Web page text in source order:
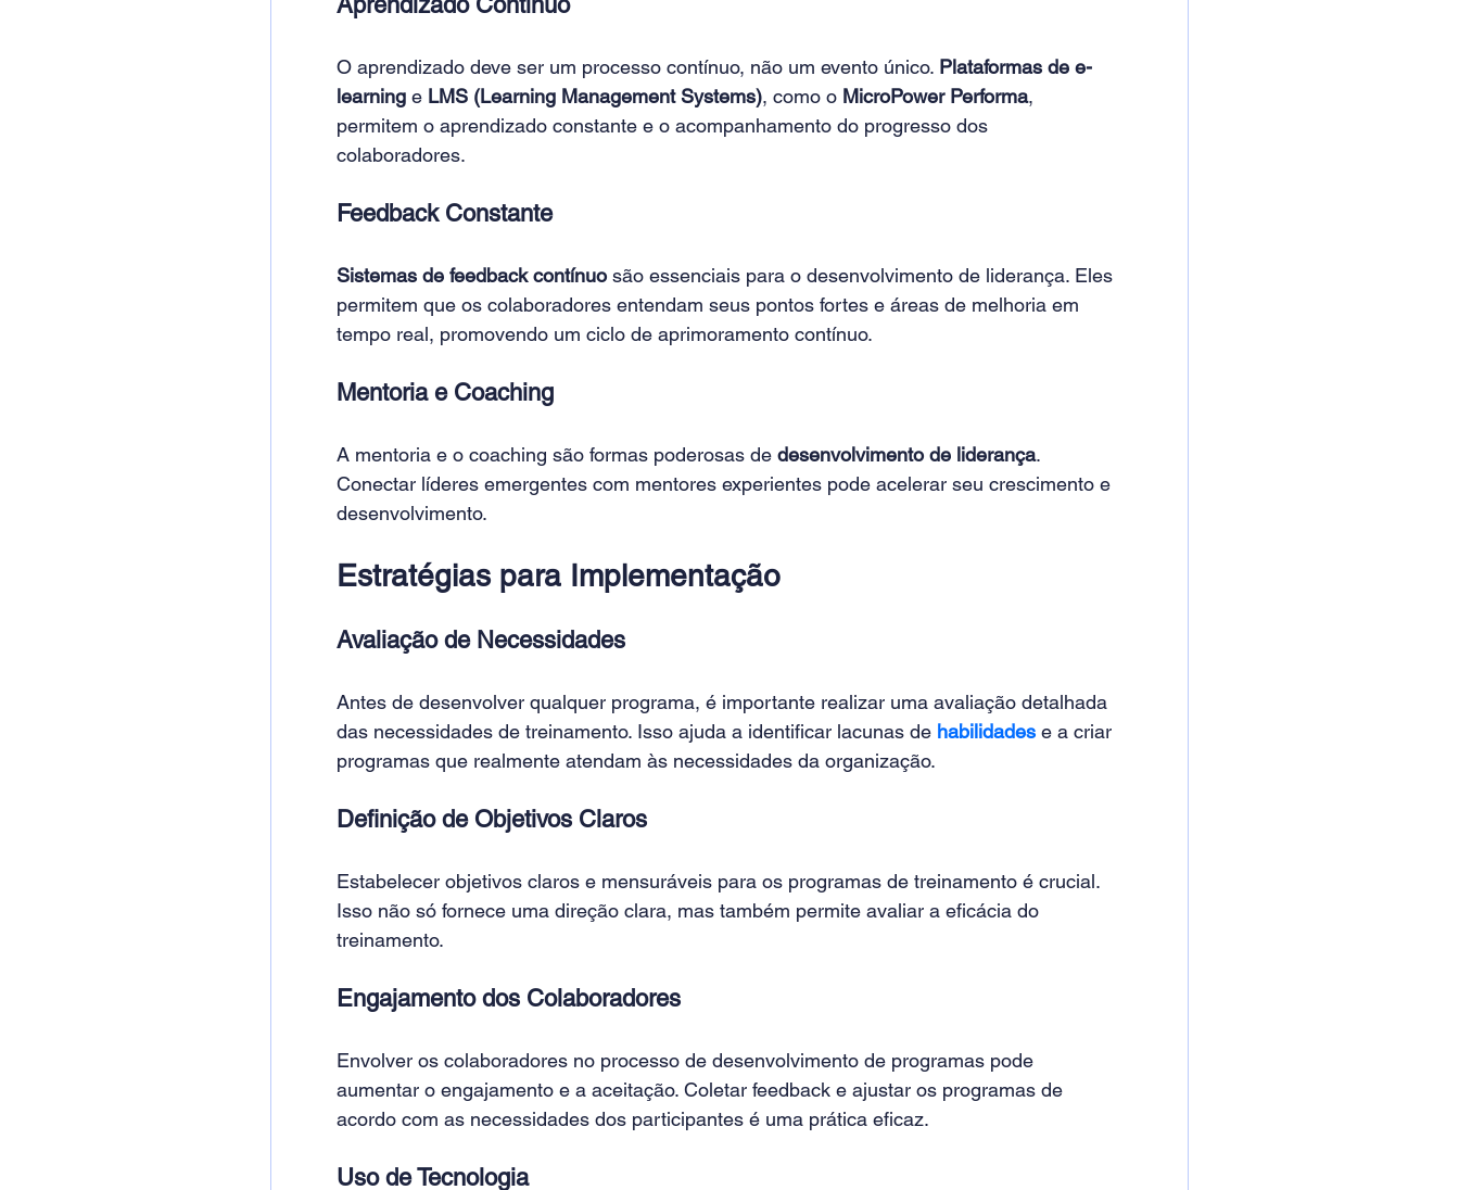
O aprendizado deve ser um processo contínuo, não um evento único. Plataformas de e-
learning e LMS (Learning Management Systems), como o MicroPower Performa,
permitem o aprendizado constante e o acompanhamento do progresso dos
colaboradores.
Feedback Constante
Sistemas de feedback contínuo são essenciais para o desenvolvimento de liderança. Eles
permitem que os colaboradores entendam seus pontos fortes e áreas de melhoria em
tempo real, promovendo um ciclo de aprimoramento contínuo.
Mentoria e Coaching
A mentoria e o coaching são formas poderosas de desenvolvimento de liderança.
Conectar líderes emergentes com mentores experientes pode acelerar seu crescimento e
desenvolvimento.
Estratégias para Implementação
Avaliação de Necessidades
Antes de desenvolver qualquer programa, é importante realizar uma avaliação detalhada
das necessidades de treinamento. Isso ajuda a identificar lacunas de habilidades e a criar
programas que realmente atendam às necessidades da organização.
Definição de Objetivos Claros
Estabelecer objetivos claros e mensuráveis para os programas de treinamento é crucial.
Isso não só fornece uma direção clara, mas também permite avaliar a eficácia do
treinamento.
Engajamento dos Colaboradores
Envolver os colaboradores no processo de desenvolvimento de programas pode
aumentar o engajamento e a aceitação. Coletar feedback e ajustar os programas de
acordo com as necessidades dos participantes é uma prática eficaz.
Uso de Tecnologia